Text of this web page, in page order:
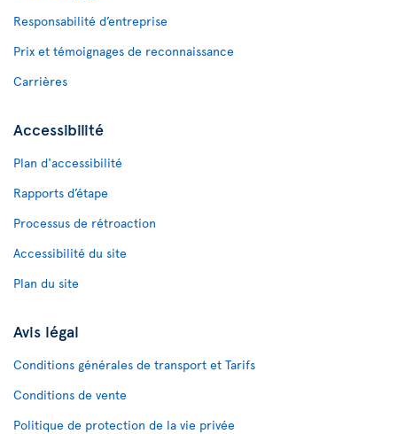
Responsabilité d’entreprise
Prix et témoignages de reconnaissance
Carrières
Accessibilité
Plan d'accessibilité
Rapports d’étape
Processus de rétroaction
Accessibilité du site
Plan du site
Avis légal
Conditions générales de transport et Tarifs
Conditions de vente
Politique de protection de la vie privée